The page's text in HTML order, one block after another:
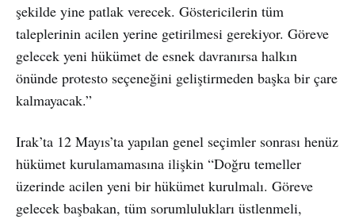
şekilde yine patlak verecek. Göstericilerin tüm
taleplerinin acilen yerine getirilmesi gerekiyor. Göreve
gelecek yeni hükümet de esnek davranırsa halkın
önünde protesto seçeneğini geliştirmeden başka bir çare
kalmayacak.”
Irak’ta 12 Mayıs’ta yapılan genel seçimler sonrası henüz
hükümet kurulamamasına ilişkin “Doğru temeller
üzerinde acilen yeni bir hükümet kurulmalı. Göreve
gelecek başbakan, tüm sorumlulukları üstlenmeli,